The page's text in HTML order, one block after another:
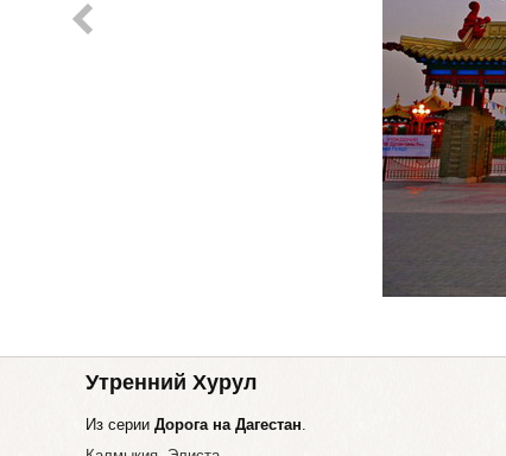
Утренний Хурул
Из серии Дорога на Дагестан.